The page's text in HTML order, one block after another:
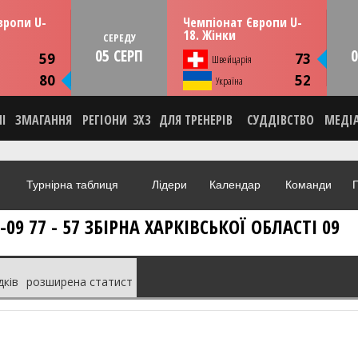
U-
59
80
13:30
СЕРЕДУ
05 СЕРП
Чемпіонат Європи U-
18. Жінки
Швейцарія 73
Україна 52
СЕРЕДУ 05 серпня 13:30
Тулча, Румунія
НОВИНА
ВІДЕО
ЗМАГАННЯ РЕГІОНИ 3X3 ДЛЯ ТРЕНЕРІВ СУДДІВСТВО
Турнірна таблиця Лідери Календар Команди
- 57 ЗБІРНА ХАРКІВСЬКОЇ ОБЛАСТІ 09
розширена статист